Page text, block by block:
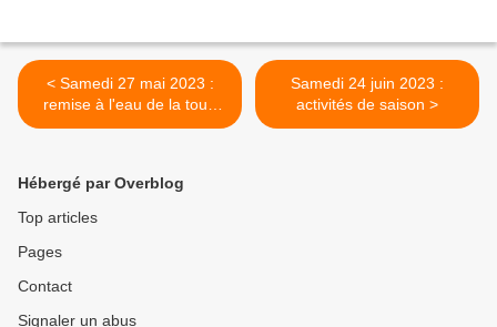
< Samedi 27 mai 2023 :
remise à l'eau de la toue
des chavans le Lion d'Or au
Samedi 24 juin 2023 :
activités de saison >
Hébergé par Overblog
Top articles
Pages
Contact
Signaler un abus